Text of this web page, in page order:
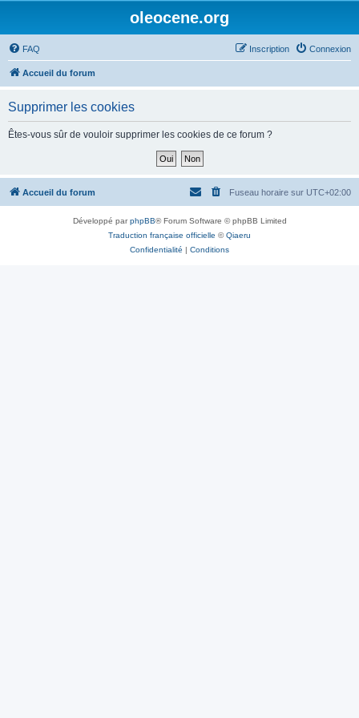
oleocene.org
FAQ Connexion
Inscription
Accueil du forum
Supprimer les cookies
Êtes-vous sûr de vouloir supprimer les cookies de ce forum ?
Accueil du forum Fuseau horaire sur UTC+02:00
Développé parphpBB® Forum Software © phpBB Limited
Traduction française officielle ©Qiaeru
Confidentialité | Conditions